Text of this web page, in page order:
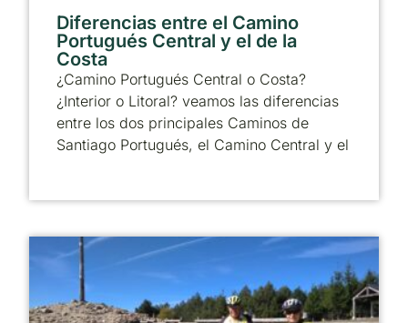
Diferencias entre el Camino
Portugués Central y el de la
Costa
¿Camino Portugués Central o Costa?
¿Interior o Litoral? veamos las diferencias
entre los dos principales Caminos de
Santiago Portugués, el Camino Central y el